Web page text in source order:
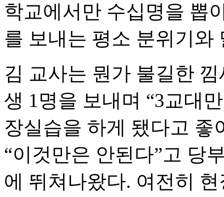
학교에서만 수십명을 뽑
를 보내는 평소 분위기와
김 교사는 뭔가 불길한
생 1명을 보내며 “3교대
장실습을 하게 됐다고 좋
“이것만은 안된다”고 당
에 뛰쳐나왔다. 여전히